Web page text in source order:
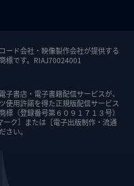
ード会社・映像製作会社が提供する
標です。RIAJ70024001
子書店・電子書籍配信サービスが、
使用許諾を得た正規版配信サービス
標（登録番号第６０９１７１３号）
ーク］または［電子出版制作・流通
さい。